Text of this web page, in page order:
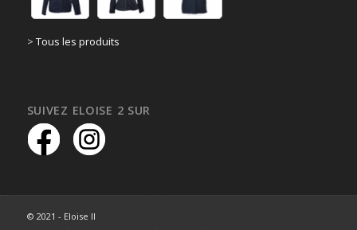
> Tous les produits
SUIVEZ ELOISE 2 SUR
© 2021 - Eloise II